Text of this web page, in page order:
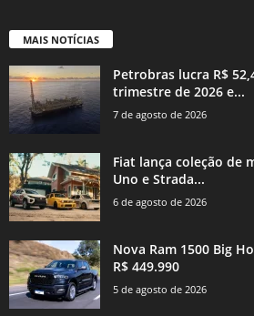
MAIS NOTÍCIAS
Petrobras lucra R$
trimestre de 2026 e...
7 de agosto de 2026
Fiat lança coleção de
Uno e Strada...
6 de agosto de 2026
Nova Ram 1500 Big
R$ 449.990
5 de agosto de 2026